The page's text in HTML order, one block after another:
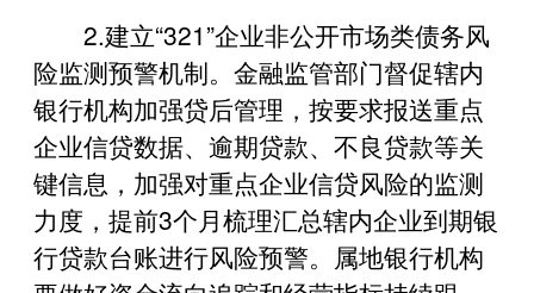
2.建立“321”企业非公开市场类债务风
险监测预警机制。金融监管部门督促辖内
银行机构加强贷后管理，按要求报送重点
企业信贷数据、逾期贷款、不良贷款等关
键信息，加强对重点企业信贷风险的监测
力度，提前3个月梳理汇总辖内企业到期银
行贷款台账进行风险预警。属地银行机构